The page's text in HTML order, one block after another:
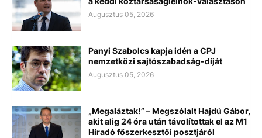
Augusztus 05, 2026
Panyi Szabolcs kapja idén a CPJ
nemzetközi sajtószabadság-díját
Augusztus 05, 2026
„Megaláztak!” – Megszólalt Hajdú Gábor,
akit alig 24 óra után távolítottak el az M1
Híradó főszerkesztői posztjáról